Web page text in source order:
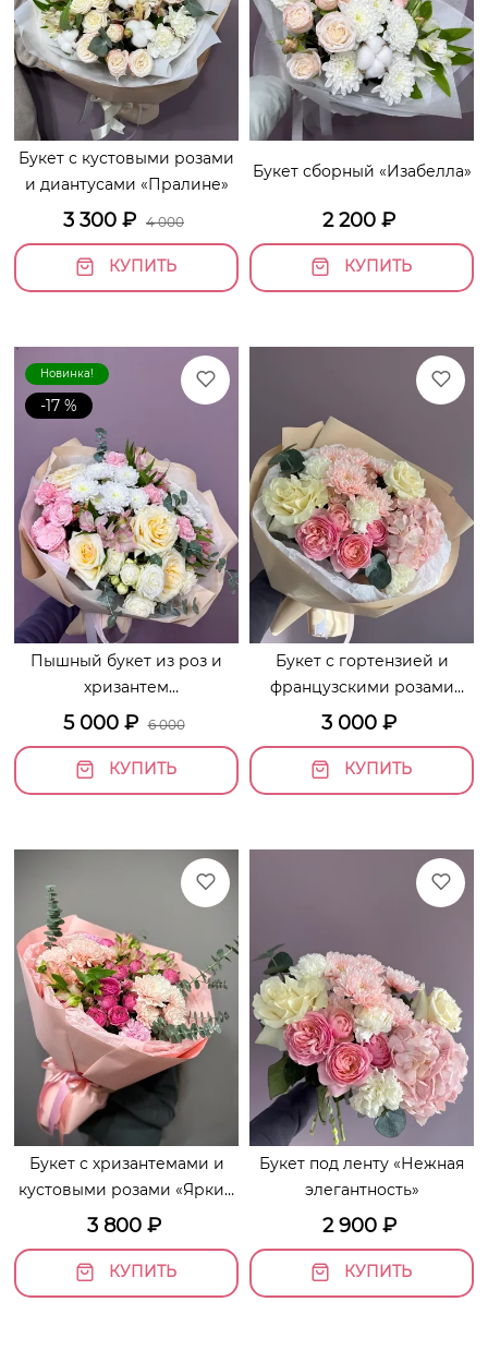
Букет с кустовыми розами
и диантусами «Пралине»
3 300 ₽ 4 000
КУПИТЬ
Букет сборный «Изабелла»
2 200 ₽
КУПИТЬ
Новинка!
-17 %
Пышный букет из роз и
хризантем
«Очаровательной»
5 000₽ 6 000
КУПИТЬ
Букет с гортензией и
французскими розами
«Розовый мёд»
3 000 ₽
КУПИТЬ
Букет с хризантемами и
кустовыми розами «Яркие
мотивы»
3 800₽
КУПИТЬ
Букет под ленту «Нежная
элегантность»
2 900₽
КУПИТЬ